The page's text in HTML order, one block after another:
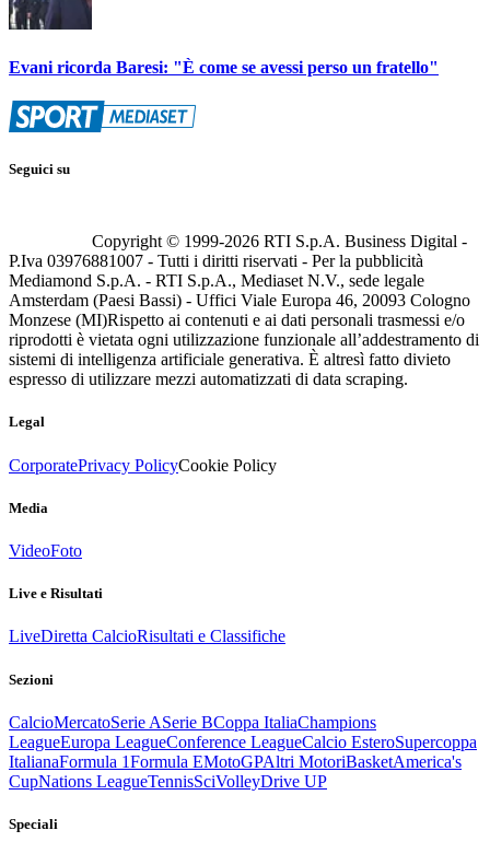
Evani ricorda Baresi: "È come se avessi perso un fratello"
Seguici su
Copyright © 1999-2026 RTI S.p.A. Business Digital -
P.Iva 03976881007 - Tutti i diritti riservati - Per la pubblicità
Mediamond S.p.A. - RTI S.p.A., Mediaset N.V., sede legale
Amsterdam (Paesi Bassi) - Uffici Viale Europa 46, 20093 Cologno
Monzese (MI)Rispetto ai contenuti e ai dati personali trasmessi e/o
riprodotti è vietata ogni utilizzazione funzionale all’addestramento di
sistemi di intelligenza artificiale generativa. È altresì fatto divieto
espresso di utilizzare mezzi automatizzati di data scraping.
Legal
CorporatePrivacy PolicyCookie Policy
Media
VideoFoto
Live e Risultati
LiveDiretta CalcioRisultati e Classifiche
Sezioni
CalcioMercatoSerie ASerie BCoppa ItaliaChampions
LeagueEuropa LeagueConference LeagueCalcio EsteroSupercoppa
ItalianaFormula 1Formula EMotoGPAltri MotoriBasketAmerica's
CupNations LeagueTennisSciVolleyDrive UP
Speciali